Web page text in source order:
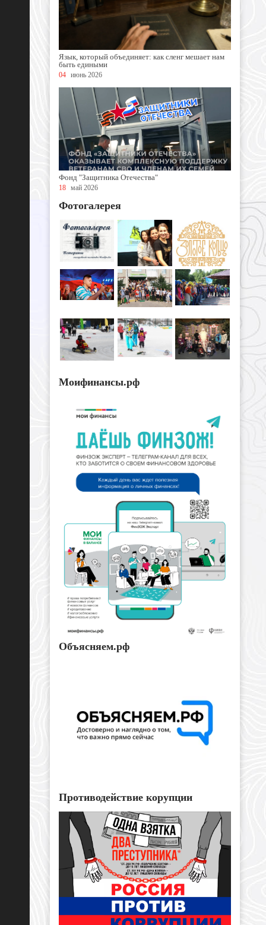
Язык, который объединяет: как сленг мешает нам
быть едиными
04 июнь 2026
Фонд "Защитника Отечества"
18 май 2026
Фотогалерея
Моифинансы.рф
Объясняем.рф
Противодействие корупции